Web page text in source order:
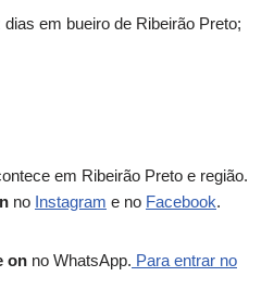
em bueiro de Ribeirão Preto;
em Ribeirão Preto e região.
no Instagram e no Facebook.
on no WhatsApp. Para entrar no